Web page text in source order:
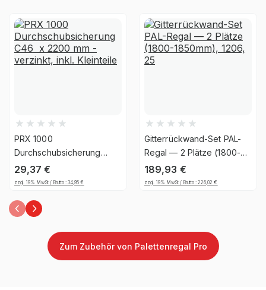
Material Stahl
UV-
Ja, jedoch nicht für die
Garantiezeit 10 Jahre
Brancheneignung
Handwerk & Werkstatt,
Industrie & Fertigung,
Auto & Garage, E-
Montageart schraubbar
PRX 1000
Durchschubsicherung
C46 x 2200 mm -
verzinkt, inkl. Kleinteile
29,37€
zzgl. 19% MwSt / Brutto :34,95€
Gitterrückwand-Set PAL-
Regal — 2 Plätze (1800-
1850mm), 1206, 25
189,93 €
zzgl. 19% MwSt / Brutto :226,02€
Zum Zubehör von Palettenregal Pro